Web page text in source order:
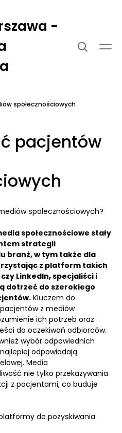
-
społecznościowych
pacjentów
społecznościowych?
społecznościowe stały
strategii
branż, w tym także dla
z platform takich
LinkedIn, specjaliści i
dotrzeć do szerokiego
Kluczem do
z mediów
ich potrzeb oraz
do oczekiwań odbiorców.
wybór odpowiednich
odpowiadają
Media
nie tylko przekazywania
z pacjentami, co buduje
do pozyskiwania